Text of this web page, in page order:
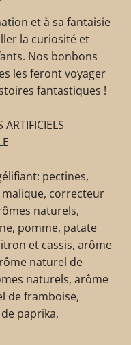
et à sa fantaisie
la curiosité et
Nos bonbons
les feront voyager
fantastiques !
pectines,
correcteur
naturels,
pomme, patate
et cassis, arôme
naturel de
naturels, arôme
de framboise,
paprika,